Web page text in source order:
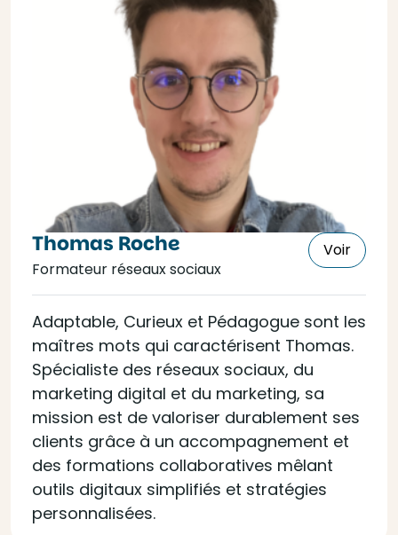
Thomas Roche
Formateur réseaux sociaux
Voir
Adaptable, Curieux et Pédagogue sont les
maîtres mots qui caractérisent Thomas.
Spécialiste des réseaux sociaux, du
marketing digital et du marketing, sa
mission est de valoriser durablement ses
clients grâce à un accompagnement et
des formations collaboratives mêlant
outils digitaux simplifiés et stratégies
personnalisées.